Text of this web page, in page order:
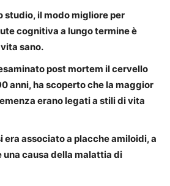
studio, il modo migliore per
cognitiva a lungo termine è
sano.
post mortem il cervello
anni, ha scoperto che la maggior
erano legati a stili di vita
era associato a placche amiloidi, a
causa della malattia di